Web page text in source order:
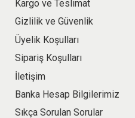
Kargo ve Teslimat
Gizlilik ve Güvenlik
Üyelik Koşulları
Sipariş Koşulları
İletişim
Banka Hesap Bilgilerimiz
Sıkça Sorulan Sorular